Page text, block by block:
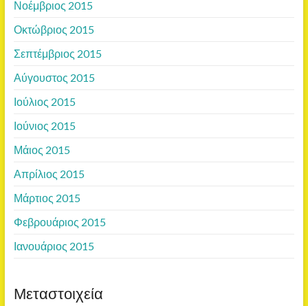
Νοέμβριος 2015
Οκτώβριος 2015
Σεπτέμβριος 2015
Αύγουστος 2015
Ιούλιος 2015
Ιούνιος 2015
Μάιος 2015
Απρίλιος 2015
Μάρτιος 2015
Φεβρουάριος 2015
Ιανουάριος 2015
Μεταστοιχεία